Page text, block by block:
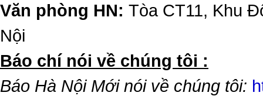
Văn phòng HN: Tòa CT11, Khu
Nội
​Báo chí nói về chúng tôi :
Báo Hà Nội Mới nói về chúng tôi: